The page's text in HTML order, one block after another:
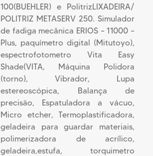
100(BUEHLER) e PolitrizLIXADEIRA/
POLITRIZ METASERV 250. Simulador
de fadiga mecânica ERIOS – 11000 –
Plus, paquímetro digital (Mitutoyo),
espectrofotometro Vita Easy
Shade(VITA, Máquina Polidora
(torno), Vibrador, Lupa
estereoscópica, Balança de
precisão, Espatuladora a vácuo,
Micro etcher, Termoplastificadora,
geladeira para guardar materiais,
polimerizadora de acrílico,
geladeira,estufa, torquimetro